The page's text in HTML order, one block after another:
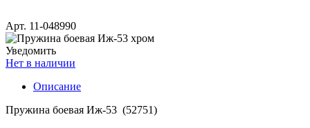
Арт. 11-048990
Уведомить
Нет в наличии
Описание
Пружина боевая Иж-53 (52751)